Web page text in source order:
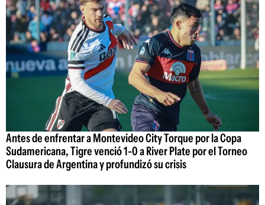
Antes de enfrentar a Montevideo City Torque por la Copa
Sudamericana, Tigre venció 1-0 a River Plate por el Torneo
Clausura de Argentina y profundizó su crisis